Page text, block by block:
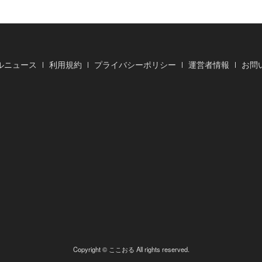
ニュース 利用規約 プライバシーポリシー 運営者情報 お問
Copyright © ここおる All rights reserved.